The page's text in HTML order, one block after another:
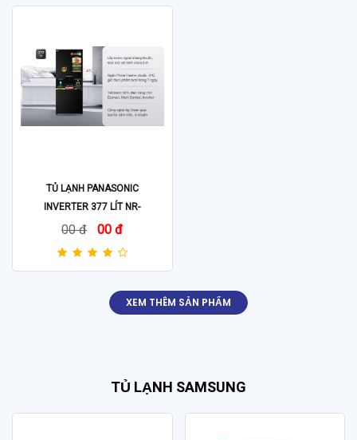
TỦ LẠNH PANASONIC
INVERTER 377 LÍT NR-
BX421GPKV
00 đ 00 đ
XEM THÊM SẢN PHẨM
TỦ LẠNH SAMSUNG